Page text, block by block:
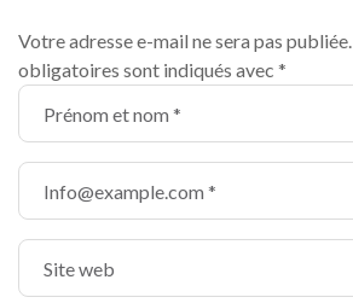
Votre adresse e-mail ne sera pas publiée.
obligatoires sont indiqués avec *